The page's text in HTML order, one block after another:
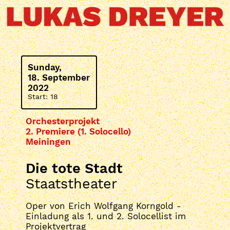
Sunday,
18. September
2022
Start: 18
Orchesterprojekt
2. Premiere (1. Solocello)
Meiningen
Die tote Stadt
Staatstheater
Oper von Erich Wolfgang Korngold -
Einladung als 1. und 2. Solocellist im
Projektvertrag